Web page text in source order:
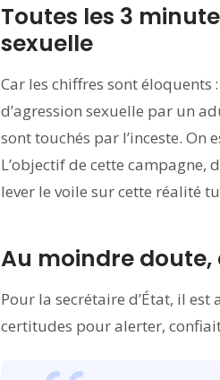
Toutes les 3
sexuelle
Car les chiffres sont éloquents
d’agression sexuelle par un
sont touchés par l’inceste. On
L’objectif de cette campagne,
lever le voile sur cette réalité
Au moindre doute,
Pour la secrétaire d’État, il
certitudes pour alerter,